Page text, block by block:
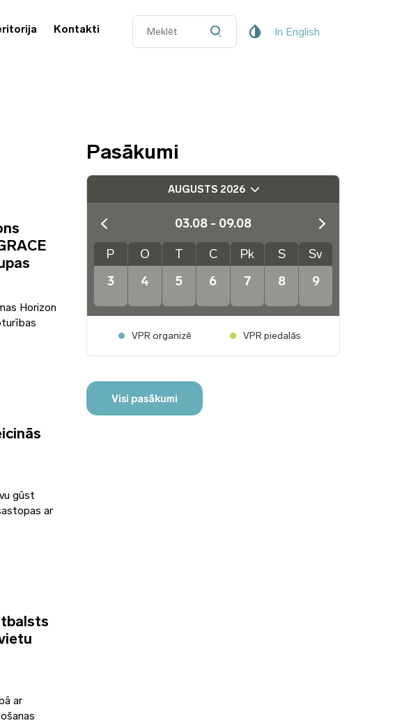
Kontakti In English
Horizon
gūst
ar
ar
Pasākumi
AUGUSTS 2026
03.08 - 09.08
P
3
O
4
T
5
C
6
Pk
7
S
8
Sv
9
VPR organizē VPR piedalās
Visi pasākumi